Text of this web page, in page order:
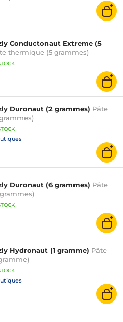
Conductonaut Extreme (5
thermique (5 grammes)
Duronaut (2 grammes) Pâte
Duronaut (6 grammes) Pâte
Hydronaut (1 gramme) Pâte